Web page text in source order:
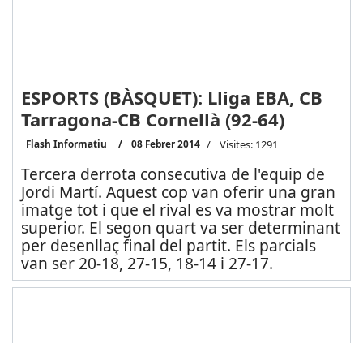
ESPORTS (BÀSQUET): Lliga EBA, CB
Tarragona-CB Cornellà (92-64)
Flash Informatiu 08 Febrer 2014 Visites: 1291
Tercera derrota consecutiva de l'equip de
Jordi Martí. Aquest cop van oferir una gran
imatge tot i que el rival es va mostrar molt
superior. El segon quart va ser determinant
per desenllaç final del partit. Els parcials
van ser 20-18, 27-15, 18-14 i 27-17.